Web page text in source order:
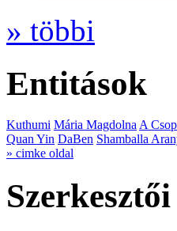
» többi
Entitások
Kuthumi Mária MagdolnaA
Quan Yin DaBen Shamballa
» cimke oldal